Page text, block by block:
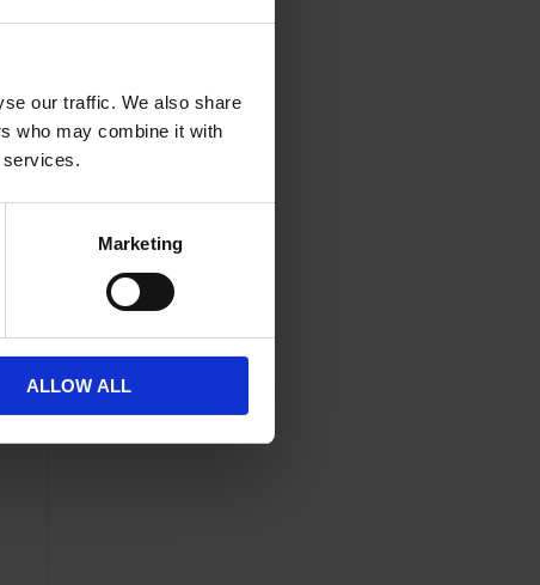
our traffic. We also share
who may combine it with
services.
Marketing
ALLOW ALL